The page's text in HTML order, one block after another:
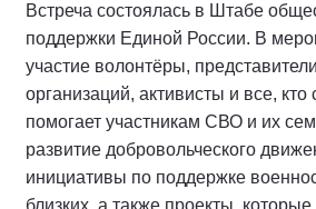
Встреча состоялась в Штабе
поддержки Единой России. В
участие волонтёры,
организаций, активисты и все, кто
помогает участникам СВО и их
развитие добровольческого
инициативы по поддержке
близких, а также проекты, которые